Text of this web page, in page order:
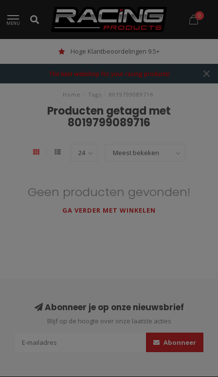
MENU
0
Hoge Klantbeoordelingen 9.5+
The best webshop for your racing products!
Home Tags 8019799089716
Producten getagd met
8019799089716
Geen producten gevonden!
GA VERDER MET WINKELEN
Abonneer je op onze nieuwsbrief
Blijf op de hoogte over onze laatste acties
Abonneer